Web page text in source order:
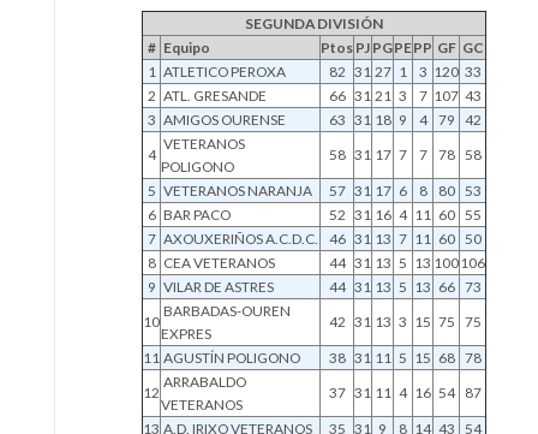
SEGUNDA DIVISIÓN
# Equipo Ptos PJ PGPEPP GF GC
1 ATLETICO PEROXA 82 31 27 1 3 120 33
2 ATL. GRESANDE 66 31 21 3 7 107 43
3 AMIGOS OURENSE 63 31 18 9 4 79 42
4
VETERANOS
POLIGONO
58 31 17 7 7 78
58
5 VETERANOS NARANJA 57 31 17 6 8 80
53
6 BAR PACO 52 31 16 4 11 60
55
7 AXOUXERIÑOS A.C.D.C. 46 31 13 7 11 60
50
8 CEA VETERANOS 44 31 13 5 13 100106
9 VILAR DE ASTRES 44 31 13 5 13 66 73
10
BARBADAS-OUREN
EXPRES
42 31 13 3 15 75 75
11 AGUSTÍN POLIGONO 38 31 11 5 15 68 78
12
ARRABALDO
VETERANOS
37 31 11 4 16 54
87
13 A.D. IRIXO VETERANOS 35 31 9 8 14 43
54